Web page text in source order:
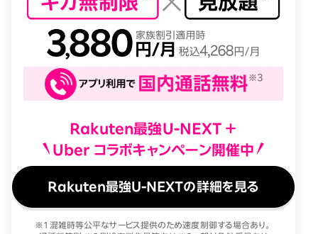
Rakuten最強U-NEXT ＋
Uber コラボキャンペーン開催中
Rakuten最強U-NEXTの詳細を見る
※1 混雑時等公平なサービス提供のため速度制御する場合あり。